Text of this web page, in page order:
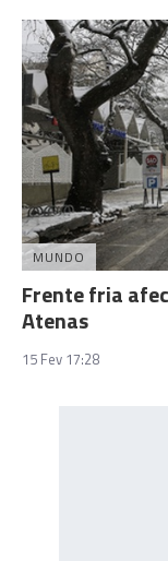
MUNDO
Frente fria
Atenas
15 Fev 17:28